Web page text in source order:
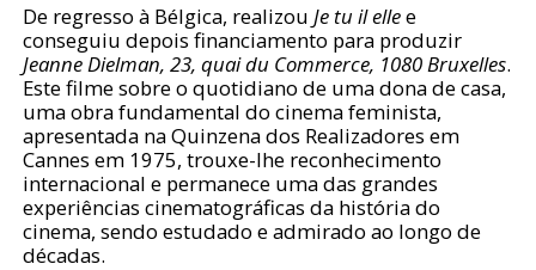
De regresso à Bélgica, realizou Je tu il ellee
conseguiu depois financiamento para produzir
Jeanne Dielman, 23, quai du Commerce, 1080 Bruxelles.
Este filme sobre o quotidiano de uma dona de casa,
uma obra fundamental do cinema feminista,
apresentada na Quinzena dos Realizadores em
Cannes em 1975, trouxe-lhe reconhecimento
internacional e permanece uma das grandes
experiências cinematográficas da história do
cinema, sendo estudado e admirado ao longo de
décadas.